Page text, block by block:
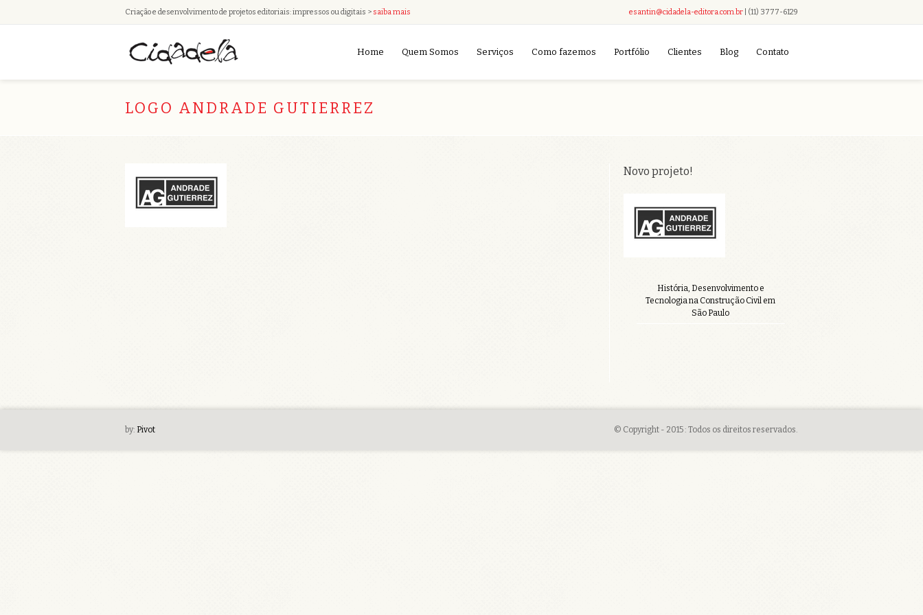
Criação e desenvolvimento de projetos editoriais: impressos ou digitais > saiba mais esantin@cidadela-editora.com.br| (11) 3777-6129
Home Quem Somos Serviços Como fazemos Portfólio Clientes Blog Contato
LOGO ANDRADE GUTIERREZ
Novo projeto!
História, Desenvolvimento e
Tecnologia na Construção Civil em
São Paulo
by: Pivot © Copyright - 2015 : Todos os direitos reservados.